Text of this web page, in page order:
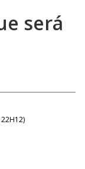
será
)